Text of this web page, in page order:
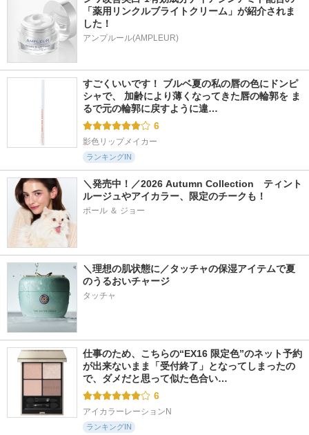
「薬用リンクルブライトクリーム」が紹介されま
した！
アンプルール(AMPLEUR)
すごくいいです！ ブルベ夏の私の唇の色にドンピ
シャで、 加齢により薄くなってきた唇の輪郭を ま
るで元の輪郭に戻すように違…
6
影色リップメイカー
ランキングIN
＼発売中！／2026 Autumn Collection　ティント
ルージュやアイカラー、限定のチークも！
ポール ＆ ジョー
＼理想の肌状態に／タッチャの保湿アイテムで夏
のうるおいチャージ
タッチャ
仕事のため、こちらの“EX16 限定色”のネット予約
が出来ないまま「受付終了」となってしまったの
で、ダメだと思って似た色合い…
6
アイカラーレーションN
ランキングIN